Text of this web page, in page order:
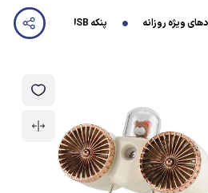
ویژه روزانه پنکه USB مدل بخور دار DM-33A